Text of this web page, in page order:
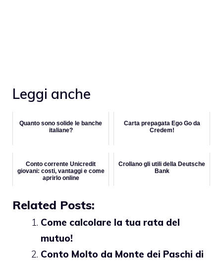
Leggi anche
Quanto sono solide le banche
italiane?
Carta prepagata Ego Go da
Credem!
Conto corrente Unicredit
giovani: costi, vantaggi e come
aprirlo online
Crollano gli utili della Deutsche
Bank
Related Posts:
Come calcolare la tua rata del
mutuo!
Conto Molto da Monte dei Paschi di